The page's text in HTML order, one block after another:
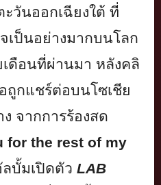
ะวันออกเฉียงใต้ ที่
เป็นอย่างมากบนโลก
ดือนที่ผ่านมา หลังคลิ
ถูกแชร์ต่อบนโซเชีย
ง จากการร้องสด
for the rest of my
ลบั้มเปิดตัว LAB